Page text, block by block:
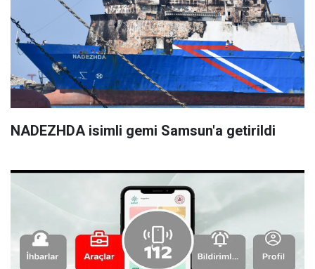
NADEZHDA isimli gemi Samsun'a getirildi